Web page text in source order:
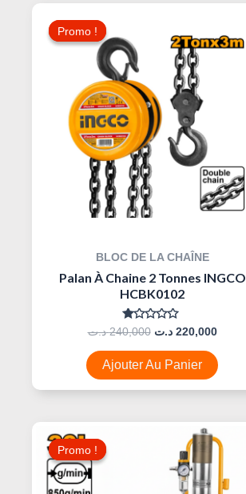
Promo !
Promo !
BLOC DE LA CHAÎNE
Palan À Chaine 2 Tonnes INGCO
HCBK0102
Note
Sur
5
240,000 د.ت
Initial
Était :
220,000 د.ت
Actuel
Est :
Ajouter Au Panier
Promo !
Promo !
Initial
Était :
500,000 د.ت.
Prix
Est :